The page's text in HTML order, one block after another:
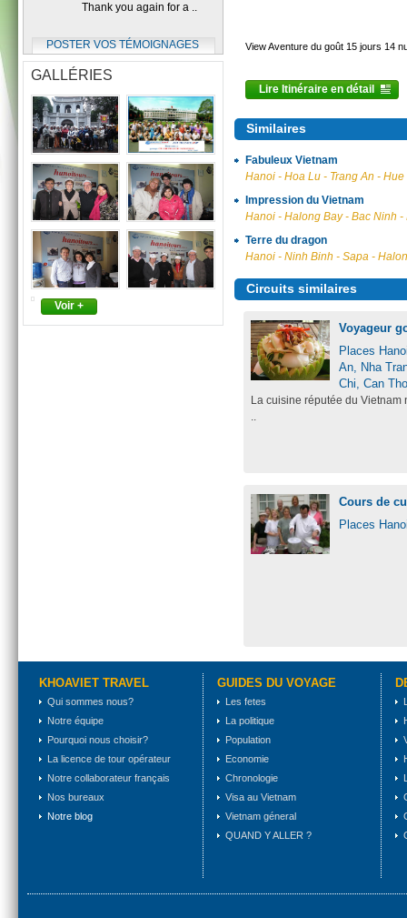
Thank you again for a ..
POSTER VOS TÉMOIGNAGES
GALLÉRIES
Voir +
View Aventure du goût 15 jours 14
Lire Itinéraire en détail
Similaires
Fabuleux Vietnam
Hanoi - Hoa Lu - Trang An -
Impression du Vietnam
Hanoi - Halong Bay - Bac Ninh
Terre du dragon
Hanoi - Ninh Binh - Sapa -
Circuits similaires
Voyageur
Places
An, Nha
Chi, Can Tho
La cuisine réputée du Vietnam
..
Cours de
Places
KHOAVIET TRAVEL
Qui sommes nous?
Notre équipe
Pourquoi nous choisir?
La licence de tour opérateur
Notre collaborateur français
Nos bureaux
Notre blog
GUIDES DU VOYAGE
Les fetes
La politique
Population
Economie
Chronologie
Visa au Vietnam
Vietnam géneral
QUAND Y ALLER ?